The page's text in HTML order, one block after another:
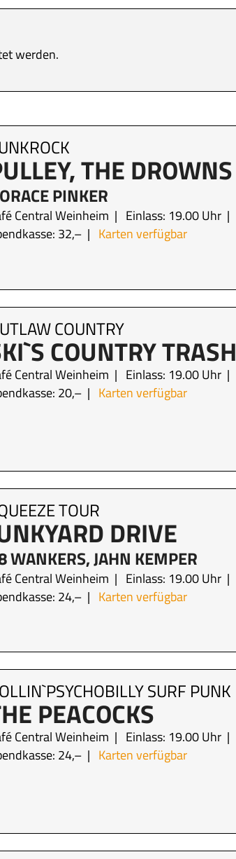
werden.
THE DROWNS
PINKER
Central Weinheim Einlass: 19.00 Uhr
32,–
Karten verfügbar
COUNTRY
COUNTRY TRASH
Central Weinheim Einlass: 19.00 Uhr
20,–
Karten verfügbar
TOUR
DRIVE
WANKERS, JAHN KEMPER
Central Weinheim Einlass: 19.00 Uhr
24,–
Karten verfügbar
SURF PUNK
PEACOCKS
Central Weinheim Einlass: 19.00 Uhr
24,–
Karten verfügbar